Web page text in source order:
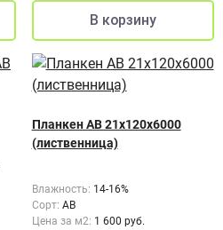
Планкен AB 21x120x6000
(лиственница)
Влажность: 14-16%
Сорт: АВ
Цена за м2: 1 600 руб.